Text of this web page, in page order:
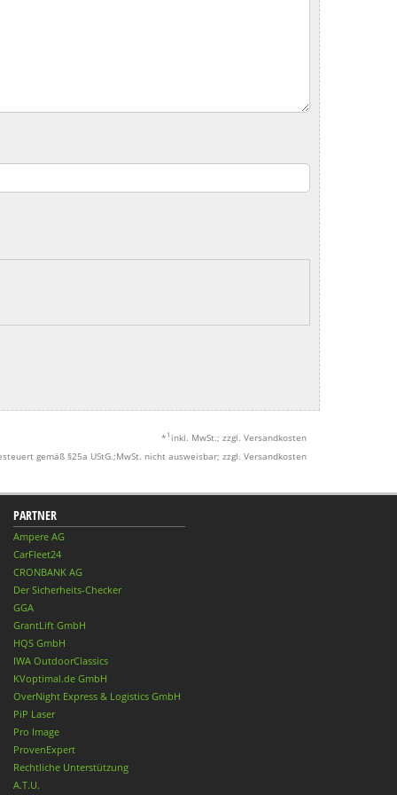
* 1 inkl. MwSt.; zzgl. Versandkosten
gemäß §25a UStG.;MwSt. nicht ausweisbar; zzgl. Versandkosten
PARTNER
Ampere AG
CarFleet24
CRONBANK AG
Der Sicherheits-Checker
GGA
GrantLift GmbH
HQS GmbH
IWA OutdoorClassics
KVoptimal.de GmbH
OverNight Express & Logistics GmbH
PiP Laser
Pro Image
ProvenExpert
Rechtliche Unterstützung
A.T.U.